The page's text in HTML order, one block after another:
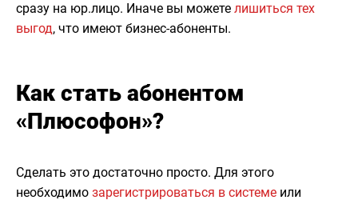
сразу на юр.лицо. Иначе вы можете лишиться тех
выгод, что имеют бизнес-абоненты.
Как стать абонентом
«Плюсофон»?
Сделать это достаточно просто. Для этого
необходимо зарегистрироваться в системе или